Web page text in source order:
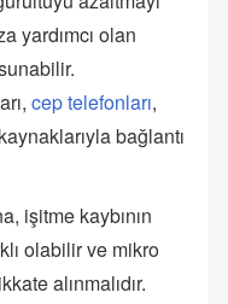
yardımcı olan
cep telefonları,
bağlantı
işitme kaybının
olabilir ve mikro
alınmalıdır.